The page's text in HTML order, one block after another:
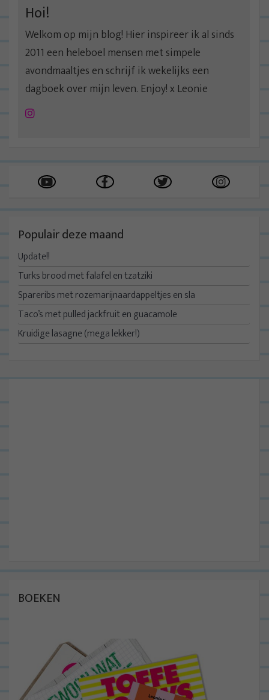
Hoi!
Welkom op mijn blog! Hier inspireer ik al sinds
2011 een heleboel mensen met simpele
avondmaaltjes en schrijf ik wekelijks een
dagboek over mijn leven. Enjoy! x Leonie
Instagram
Populair deze maand
Update!!
Turks brood met falafel en tzatziki
Spareribs met rozemarijnaardappeltjes en sla
Taco’s met pulled jackfruit en guacamole
Kruidige lasagne (mega lekker!)
BOEKEN